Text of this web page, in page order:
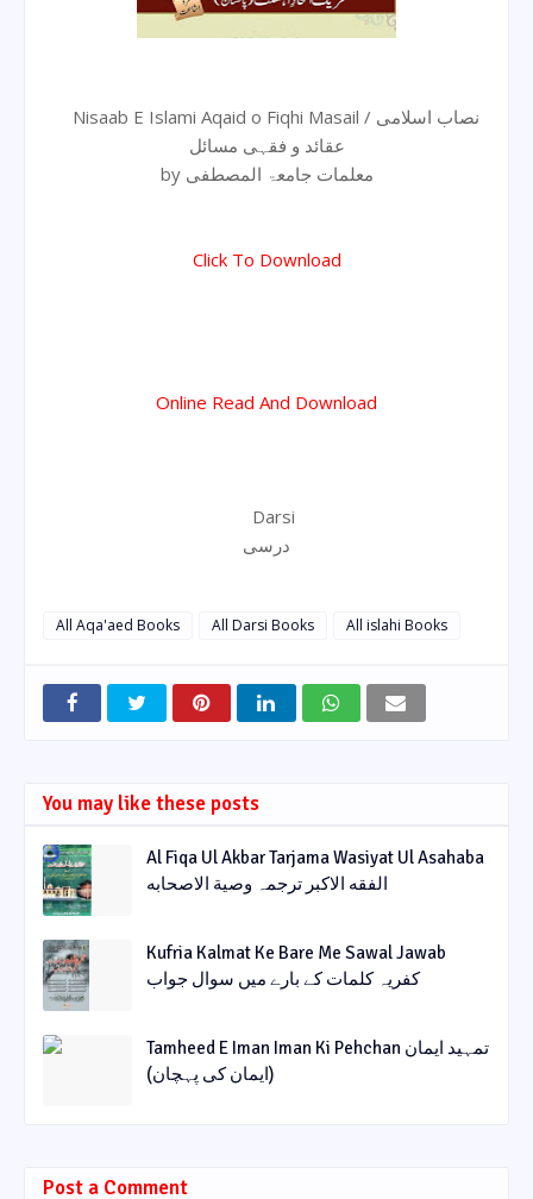
Nisaab E Islami Aqaid o Fiqhi Masail / نصاب اسلامی
عقائد و فقہی مسائل
by معلمات جامعۃ المصطفی
Click To Download
Online Read And Download
Darsi
درسی
All Aqa'aed Books All Darsi Books All islahi Books
You may like these posts
Al Fiqa Ul Akbar Tarjama Wasiyat Ul Asahaba
الفقه الاکبر ترجمہ وصیة الاصحابه
Kufria Kalmat Ke Bare Me Sawal Jawab
کفریہ کلمات کے بارے میں سوال جواب
Tamheed E Iman Iman Ki Pehchan تمہید ایمان
(ایمان کی پہچان)
Post a Comment